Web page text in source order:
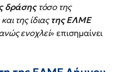
δράσηςτόσο της
της ίδιαςτης ΕΛΜΕ
ενοχλεί» επισημαίνει